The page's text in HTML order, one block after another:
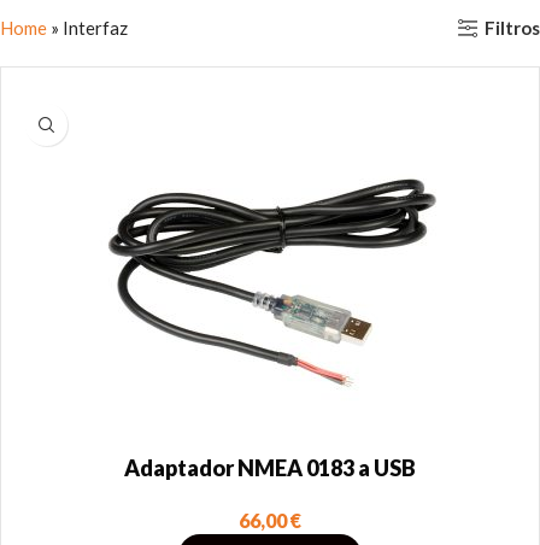
Home » Interfaz Filtros
Adaptador NMEA 0183 a USB
66,00€